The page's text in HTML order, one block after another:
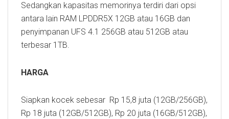
Sedangkan kapasitas memorinya terdiri dari opsi
antara lain RAM LPDDR5X 12GB atau 16GB dan
penyimpanan UFS 4.1 256GB atau 512GB atau
terbesar 1TB.
HARGA
Siapkan kocek sebesar Rp 15,8 juta (12GB/256GB),
Rp 18 juta (12GB/512GB), Rp 20 juta (16GB/512GB),